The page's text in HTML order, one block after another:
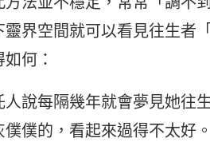
界空間就可以看見往生者
何：
說每隔幾年就會夢見她往
僕的，看起來過得不太好